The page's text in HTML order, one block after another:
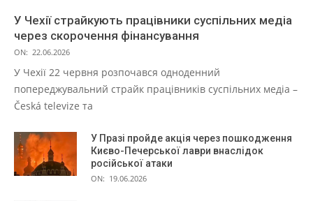
У Чехії страйкують працівники суспільних медіа
через скорочення фінансування
ON: 22.06.2026
У Чехії 22 червня розпочався одноденний
попереджувальний страйк працівників суспільних медіа –
Česká televize та
У Празі пройде акція через пошкодження
Києво-Печерської лаври внаслідок
російської атаки
ON: 19.06.2026